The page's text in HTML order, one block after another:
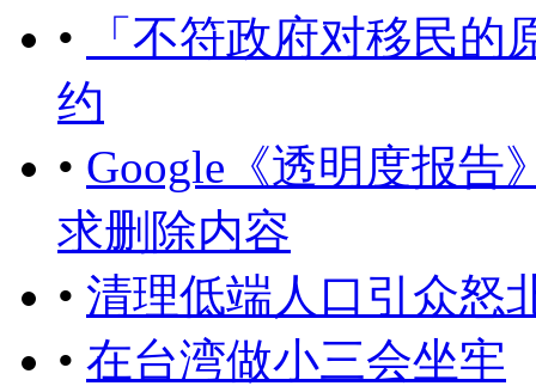
•
「不符政府对移民
约
• Google《透明度报告
求删除内容
• 清理低端人口引众怒
• 在台湾做小三会坐牢